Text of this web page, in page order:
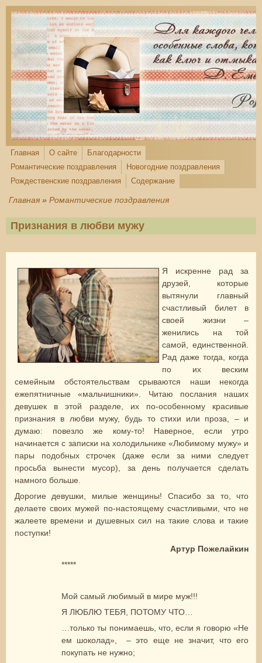
Перейти к основному содержанию
Главная О сайте
Благодарности
Романтические поздравления
Новогодние поздравления
Рождественские поздравления
Содержание
Главная » Романтические поздравления
Признания в любви мужу
Я искренне рад за
друзей, которые
вытянули главный
счастливый билет в
своей жизни –
женились на той
самой, единственной.
Рад даже тогда, когда
по их веским
семейным обстоятельствам срываются наши некогда
ежепятничные «мальчишники». Читаю послания наших
девушек в этой разделе, их по-особенному красивые
признания в любви мужу, будь то стихи или проза, – и
думаю: повезло же кому-то! Наверное, если утро
начинается с записки на холодильнике «Любимому мужу» и
пары подобных строчек (даже если за ними следует
просьба вынести мусор), за день получается сделать
намного больше.
Дорогие девушки, милые женщины! Спасибо за то, что
делаете своих мужей по-настоящему счастливыми, что не
жалеете времени и душевных сил на такие слова и такие
поступки!
Артур Пожелайкин
*****
Мой самый любимый в мире муж!!!
Я ЛЮБЛЮ ТЕБЯ, ПОТОМУ ЧТО…
…только ты понимаешь, что, если я говорю «Не
ем шоколад», – это еще не значит, что его
покупать не нужно;